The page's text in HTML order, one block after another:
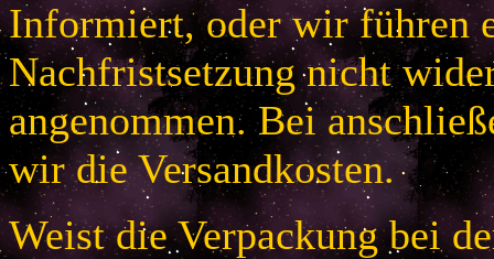
Informiert, oder wir führen
Nachfristsetzung nicht
angenommen. Bei
wir die Versandkosten.
Weist die Verpackung bei